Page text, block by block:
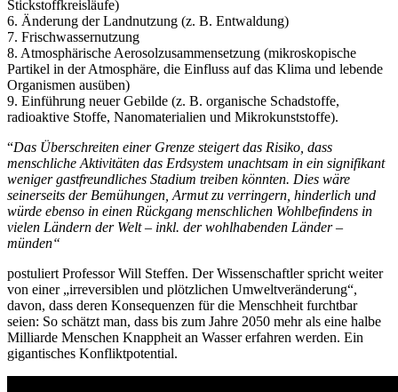
Stickstoffkreisläufe)
6. Änderung der Landnutzung (z. B. Entwaldung)
7. Frischwassernutzung
8. Atmosphärische Aerosolzusammensetzung (mikroskopische
Partikel in der Atmosphäre, die Einfluss auf das Klima und lebende
Organismen ausüben)
9. Einführung neuer Gebilde (z. B. organische Schadstoffe,
radioaktive Stoffe, Nanomaterialien und Mikrokunststoffe).
“Das Überschreiten einer Grenze steigert das Risiko, dass
menschliche Aktivitäten das Erdsystem unachtsam in ein signifikant
weniger gastfreundliches Stadium treiben könnten. Dies wäre
seinerseits der Bemühungen, Armut zu verringern, hinderlich und
würde ebenso in einen Rückgang menschlichen Wohlbefindens in
vielen Ländern der Welt – inkl. der wohlhabenden Länder –
münden“
postuliert Professor Will Steffen. Der Wissenschaftler spricht weiter
von einer „irreversiblen und plötzlichen Umweltveränderung“,
davon, dass deren Konsequenzen für die Menschheit furchtbar
seien: So schätzt man, dass bis zum Jahre 2050 mehr als eine halbe
Milliarde Menschen Knappheit an Wasser erfahren werden. Ein
gigantisches Konfliktpotential.